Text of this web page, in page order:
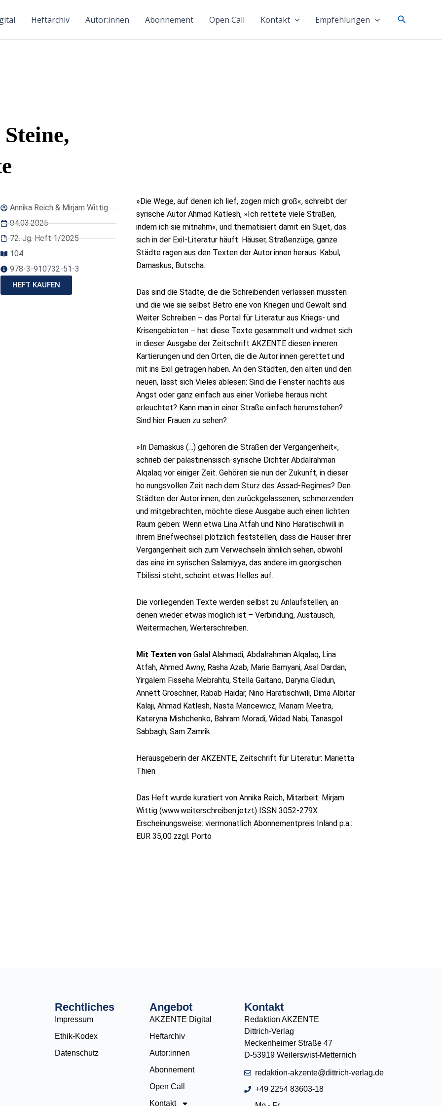
Heftarchiv Autor:innen Abonnement Open Call Kontakt Empfehlungen Suchen
Annika Reich & Mirjam Wittig
04.03.2025
72. Jg. Heft 1/2025
104
978-3-910732-51-3
HEFT KAUFEN
»Die Wege, auf denen ich lief, zogen mich groß«, schreibt der
syrische Autor Ahmad Katlesh, »Ich rettete viele Straßen,
indem ich sie mitnahm«, und thematisiert damit ein Sujet, das
sich in der Exil-Literatur häuft. Häuser, Straßenzüge, ganze
Städte ragen aus den Texten der Autor:innen heraus: Kabul,
Damaskus, Butscha.
Das sind die Städte, die die Schreibenden verlassen mussten
und die wie sie selbst Betro ene von Kriegen und Gewalt sind.
Weiter Schreiben – das Portal für Literatur aus Kriegs- und
Krisengebieten – hat diese Texte gesammelt und widmet sich
in dieser Ausgabe der Zeitschrift AKZENTE diesen inneren
Kartierungen und den Orten, die die Autor:innen gerettet und
mit ins Exil getragen haben. An den Städten, den alten und den
neuen, lässt sich Vieles ablesen: Sind die Fenster nachts aus
Angst oder ganz einfach aus einer Vorliebe heraus nicht
erleuchtet? Kann man in einer Straße einfach herumstehen?
Sind hier Frauen zu sehen?
»In Damaskus (…) gehören die Straßen der Vergangenheit«,
schrieb der palästinensisch-syrische Dichter Abdalrahman
Alqalaq vor einiger Zeit. Gehören sie nun der Zukunft, in dieser
ho nungsvollen Zeit nach dem Sturz des Assad-Regimes? Den
Städten der Autor:innen, den zurückgelassenen, schmerzenden
und mitgebrachten, möchte diese Ausgabe auch einen lichten
Raum geben: Wenn etwa Lina Atfah und Nino Haratischwili in
ihrem Briefwechsel plötzlich feststellen, dass die Häuser ihrer
Vergangenheit sich zum Verwechseln ähnlich sehen, obwohl
das eine im syrischen Salamiyya, das andere im georgischen
Tbilissi steht, scheint etwas Helles auf.
Die vorliegenden Texte werden selbst zu Anlaufstellen, an
denen wieder etwas möglich ist – Verbindung, Austausch,
Weitermachen, Weiterschreiben.
Mit Texten von Galal Alahmadi, Abdalrahman Alqalaq, Lina
Atfah, Ahmed Awny, Rasha Azab, Marie Bamyani, Asal Dardan,
Yirgalem Fisseha Mebrahtu, Stella Gaitano, Daryna Gladun,
Annett Gröschner, Rabab Haidar, Nino Haratischwili, Dima Albitar
Kalaji, Ahmad Katlesh, Nasta Mancewicz, Mariam Meetra,
Kateryna Mishchenko, Bahram Moradi, Widad Nabi, Tanasgol
Sabbagh, Sam Zamrik.
Herausgeberin der AKZENTE, Zeitschrift für Literatur: Marietta
Thien
Das Heft wurde kuratiert von Annika Reich, Mitarbeit: Mirjam
Wittig (www.weiterschreiben.jetzt) ISSN 3052-279X
Erscheinungsweise: viermonatlich Abonnementpreis Inland p.a.:
EUR 35,00 zzgl. Porto
Rechtliches
Impressum
Ethik-Kodex
Datenschutz
Angebot
AKZENTE Digital
Heftarchiv
Autor:innen
Abonnement
Open Call
Kontakt
Kontakt
Redaktion AKZENTE
Dittrich-Verlag
Meckenheimer Straße 47
D-53919 Weilerswist-Metternich
redaktion-akzente@dittrich-verlag.de
+49 2254 83603-18